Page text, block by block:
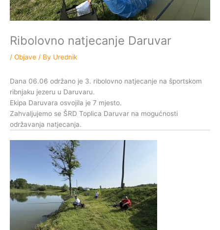
Ribolovno natjecanje Daruvar
/ Objave / By Urednik
Dana 06.06 održano je 3. ribolovno natjecanje na športskom
ribnjaku jezeru u Daruvaru.
Ekipa Daruvara osvojila je 7 mjesto.
Zahvaljujemo se ŠRD Toplica Daruvar na mogućnosti
održavanja natjecanja.